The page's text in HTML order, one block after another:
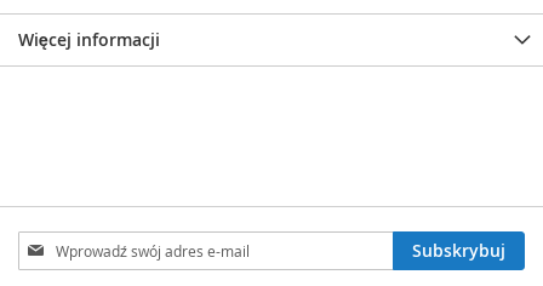
Więcej informacji
Subskrybuj
nasz
Subskrybuj